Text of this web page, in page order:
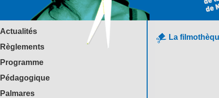
Actualités
Règlements
Programme
Pédagogique
Palmares
La